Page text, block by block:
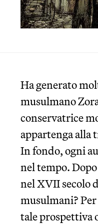
Ha generato
musulmano
conservatrice
appartenga alla
In fondo, ogni
nel tempo.
nel XVII secolo
musulmani?
tale prospettiva